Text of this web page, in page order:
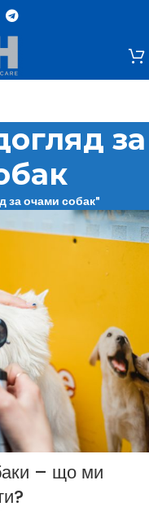
за
за очами собак"
– що ми